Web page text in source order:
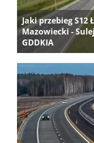
Jaki przebieg S12
Mazowiecki -
GDDKIA